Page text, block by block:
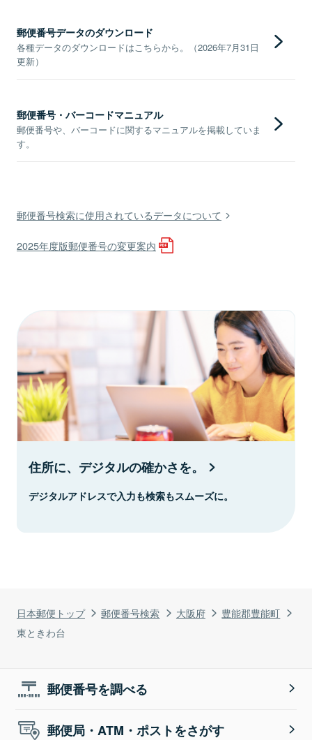
日本郵便トップ 郵便番号検索 大阪府
豊能郡豊能町
東ときわ台
郵便番号データのダウンロード
各種データのダウンロードはこちらから。（2026年7月31日
更新）
郵便番号・バーコードマニュアル
郵便番号や、バーコードに関するマニュアルを掲載していま
す。
郵便番号検索に使用されているデータについて
2025年度版郵便番号の変更案内
住所に、デジタルの確かさを。
デジタルアドレスで入力も検索もスムーズに。
郵便番号を調べる
郵便局・ATM・ポストをさがす